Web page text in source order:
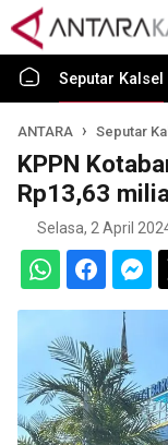
Seputar Kalsel
ANTARA Seputar
KPPN
Rp13,63
Selasa, 2 April